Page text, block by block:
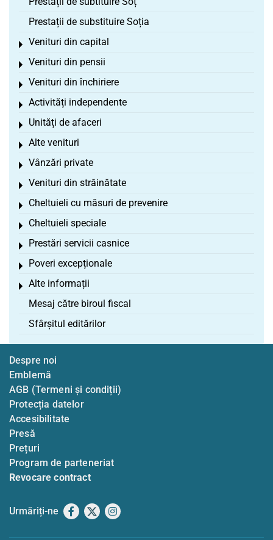
Prestații de substituire Soția
Venituri din capital
Toggle menu
Venituri din pensii
Toggle menu
Venituri din închiriere
Toggle menu
Activități independente
Toggle menu
Unități de afaceri
Toggle menu
Alte venituri
Toggle menu
Vânzări private
Toggle menu
Venituri din străinătate
Toggle menu
Cheltuieli cu măsuri de prevenire
Toggle menu
Cheltuieli speciale
Toggle menu
Prestări servicii casnice
Toggle menu
Poveri excepționale
Toggle menu
Alte informații
Toggle menu
Mesaj către biroul fiscal
Sfârșitul editărilor
Despre noi
Emblemă
AGB (Termeni și condiții)
Protecția datelor
Accesibilitate
Presă
Prețuri
Program de parteneriat
Revocare contract
Urmăriți-ne Facebook
X Instagram